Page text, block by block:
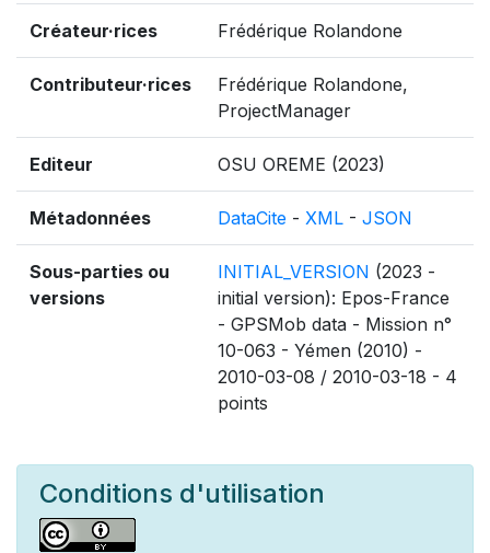
Créateur·rices Frédérique Rolandone
Contributeur·rices
Frédérique Rolandone,
ProjectManager
Editeur OSU OREME (2023)
Métadonnées DataCite - XML - JSON
Sous-parties ou
versions
INITIAL_VERSION (2023 -
initial version): Epos-France
- GPSMob data - Mission n°
10-063 - Yémen (2010) -
2010-03-08 / 2010-03-18 - 4
points
Conditions d'utilisation